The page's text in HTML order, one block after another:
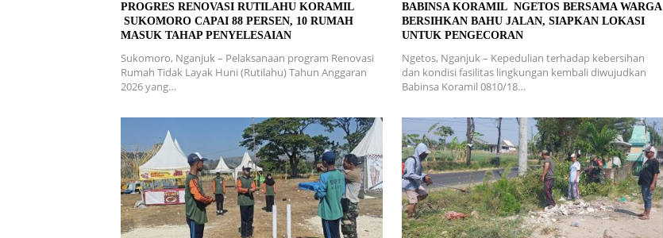
PROGRES RENOVASI RUTILAHU KORAMIL
SUKOMORO CAPAI 88 PERSEN, 10 RUMAH
MASUK TAHAP PENYELESAIAN
Sukomoro, Nganjuk – Pelaksanaan program Renovasi
Rumah Tidak Layak Huni (Rutilahu) Tahun Anggaran
2026 yang…
BABINSA KORAMIL NGETOS BERSAMA WARGA
BERSIHKAN BAHU JALAN, SIAPKAN LOKASI
UNTUK PENGECORAN
Ngetos, Nganjuk – Kepedulian terhadap kebersihan
dan kondisi fasilitas lingkungan kembali diwujudkan
Babinsa Koramil 0810/18…